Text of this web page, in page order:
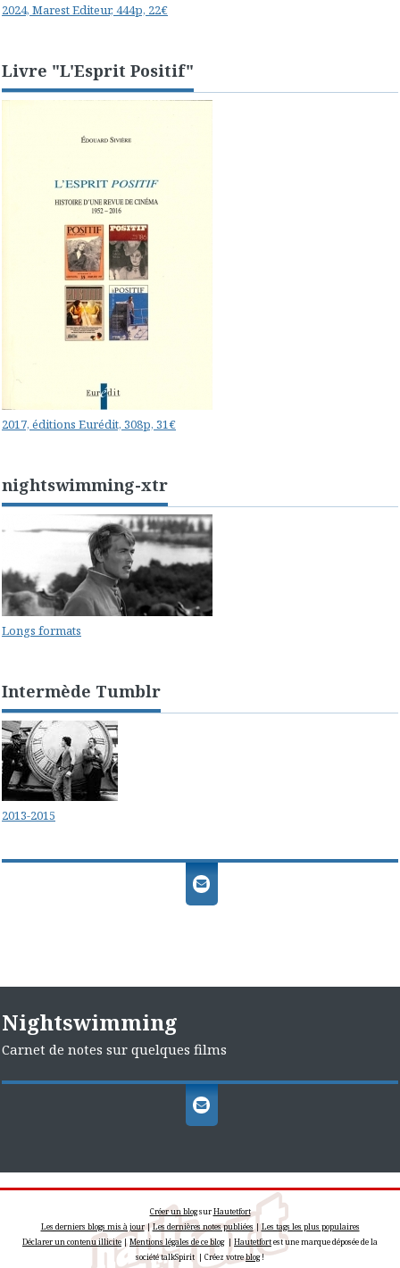
2024, Marest Editeur, 444p, 22€
Livre "L'Esprit Positif"
2017, éditions Eurédit, 308p, 31€
nightswimming-xtr
Longs formats
Intermède Tumblr
2013-2015
Nightswimming
Carnet de notes sur quelques films
Créer un blogsurHautetfort
Les derniers blogs mis à jour|Les dernières notes publiées |Les tags les plus populaires
Déclarer un contenu illicite| Mentions légales de ce blog| Hautetfortest une marque déposée de la
société talkSpirit | Créez votreblog!